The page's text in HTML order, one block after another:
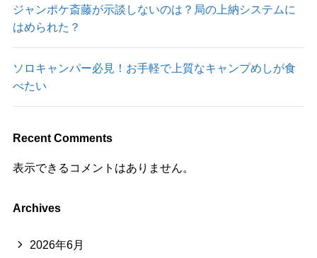
ジャンポケ斎藤が示談しないのは？局の上納システムに
はめられた？
ソロキャンパー必見！お手軽で上質なキャンプめしが食
べたい
Recent Comments
表示できるコメントはありません。
Archives
2026年6月